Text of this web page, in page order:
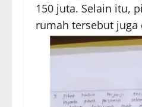
150 juta. Selain itu,
rumah tersebut